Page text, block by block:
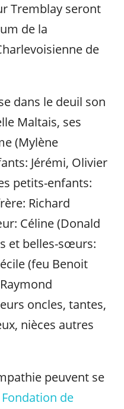
Tremblay seront
de la
de
dans le deuil son
Maltais, ses
(Mylène
Jérémi, Olivier
petits-enfants:
Richard
Céline (Donald
et belles-sœurs:
(feu Benoit
oncles, tantes,
nièces autres
peuvent se
Fondation de